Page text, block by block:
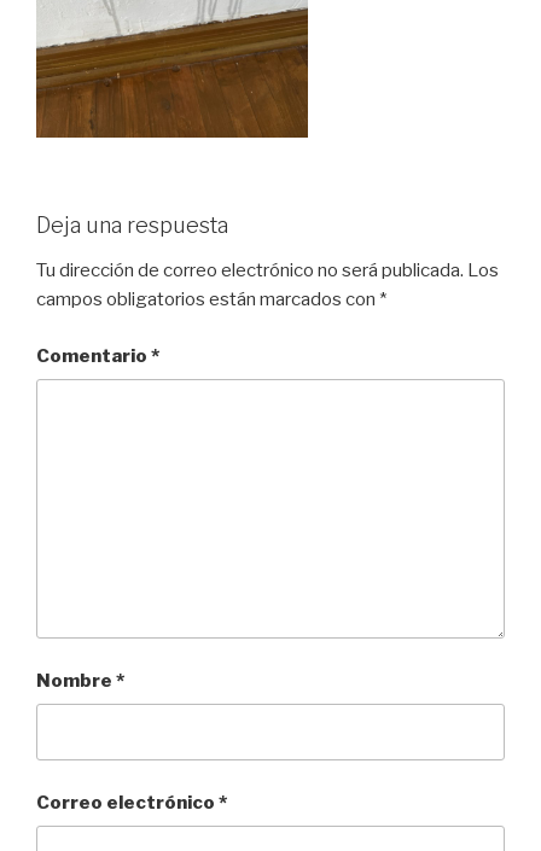
Deja una respuesta
Tu dirección de correo electrónico no será publicada. Los
campos obligatorios están marcados con *
Comentario *
Nombre *
Correo electrónico *